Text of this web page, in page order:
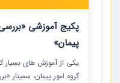
پکیج آموزشی
پیمان»
یکی از آموزش‏‏‏‏‏‏ های بسیار
گروه امور پیمان، سمینار